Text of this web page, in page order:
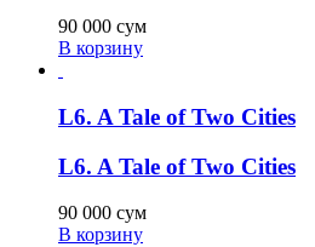
90 000 сум
В корзину
L6. A Tale of Two Cities
L6. A Tale of Two Cities
90 000 сум
В корзину